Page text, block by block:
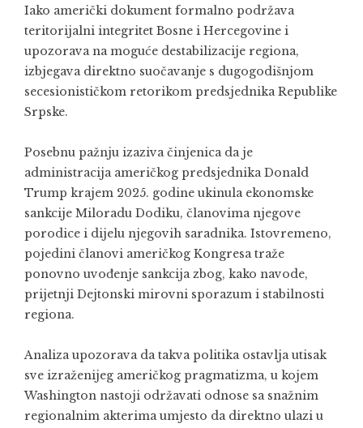
Iako američki dokument formalno podržava
teritorijalni integritet Bosne i Hercegovine i
upozorava na moguće destabilizacije regiona,
izbjegava direktno suočavanje s dugogodišnjom
secesionističkom retorikom predsjednika Republike
Srpske.
Posebnu pažnju izaziva činjenica da je
administracija američkog predsjednika Donald
Trump krajem 2025. godine ukinula ekonomske
sankcije Miloradu Dodiku, članovima njegove
porodice i dijelu njegovih saradnika. Istovremeno,
pojedini članovi američkog Kongresa traže
ponovno uvođenje sankcija zbog, kako navode,
prijetnji Dejtonski mirovni sporazum i stabilnosti
regiona.
Analiza upozorava da takva politika ostavlja utisak
sve izraženijeg američkog pragmatizma, u kojem
Washington nastoji održavati odnose sa snažnim
regionalnim akterima umjesto da direktno ulazi u